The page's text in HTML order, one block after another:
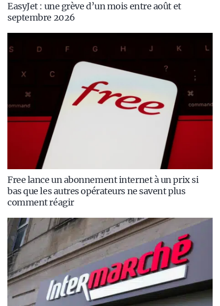
EasyJet : une grève d’un mois entre août et
septembre 2026
Free lance un abonnement internet à un prix si
bas que les autres opérateurs ne savent plus
comment réagir